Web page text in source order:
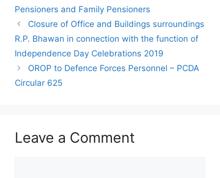
Pensioners and Family Pensioners
Closure of Office and Buildings surroundings
R.P. Bhawan in connection with the function of
Independence Day Celebrations 2019
OROP to Defence Forces Personnel – PCDA
Circular 625
Leave a Comment